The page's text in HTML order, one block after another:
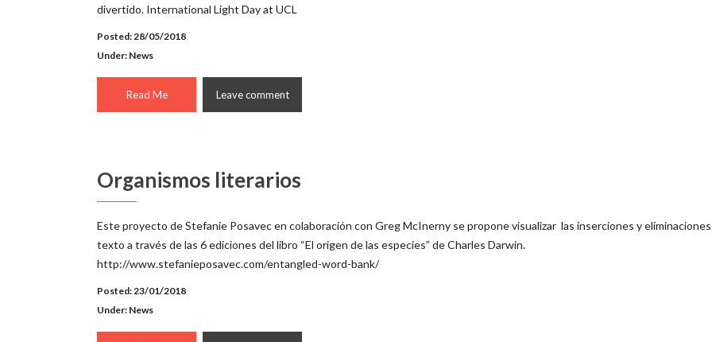
divertido. International Light Day at UCL
Posted: 28/05/2018
Under: News
Read Me Leave comment
Organismos literarios
Este proyecto de Stefanie Posavec en colaboración con Greg McInerny se propone visualizar las inserciones y
texto a través de las 6 ediciones del libro “El origen de las especies” de Charles Darwin.
http://www.stefanieposavec.com/entangled-word-bank/
Posted: 23/01/2018
Under: News